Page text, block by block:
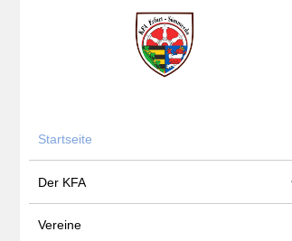
Startseite
Der KFA
Vereine